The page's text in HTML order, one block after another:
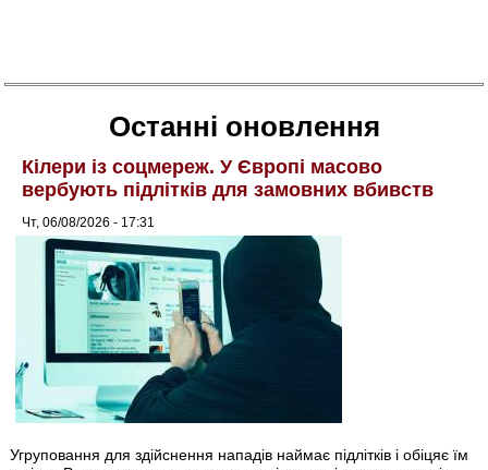
Останні оновлення
Кілери із соцмереж. У Європі масово
вербують підлітків для замовних вбивств
Чт, 06/08/2026 - 17:31
Угруповання для здійснення нападів наймає підлітків і обіцяє їм